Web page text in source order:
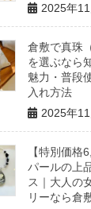
2025年
倉敷で真珠
を選ぶなら
魅力・普段
入れ方法
2025年
【特別価格
パールの上
ス｜大人の
リーなら倉